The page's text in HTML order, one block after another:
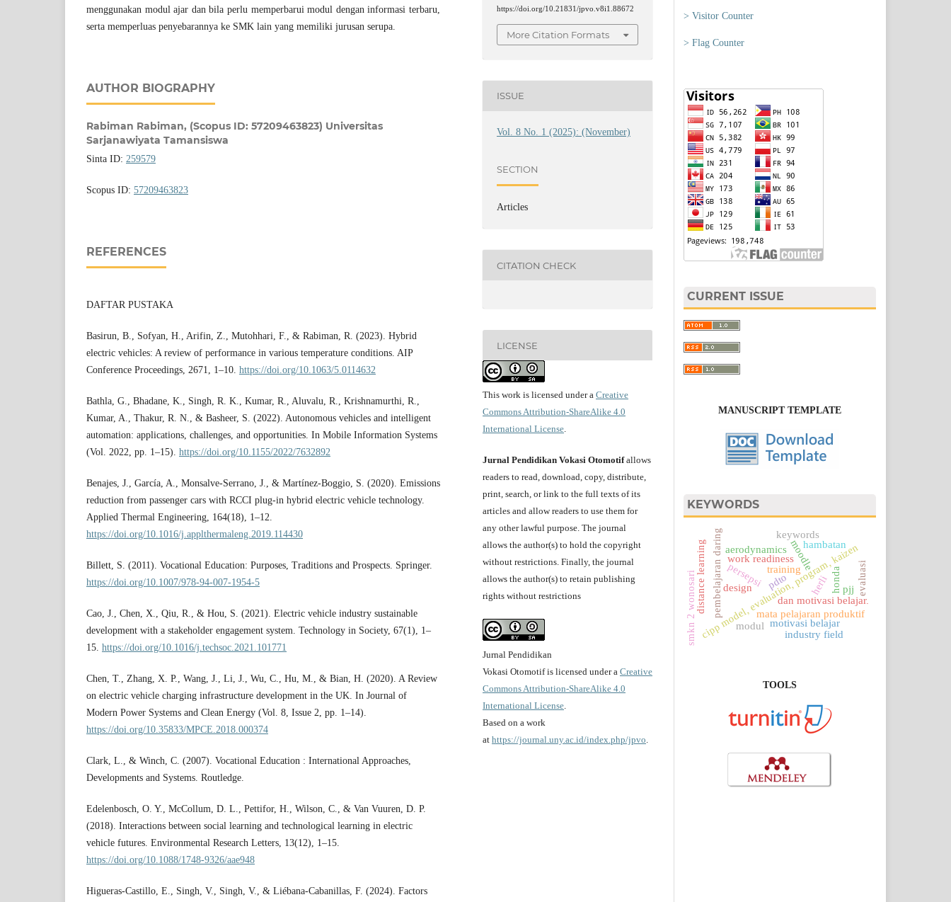
menggunakan modul ajar dan bila perlu memperbarui modul dengan informasi terbaru,
serta memperluas penyebarannya ke SMK lain yang memiliki jurusan serupa.
AUTHOR BIOGRAPHY
Rabiman Rabiman, (Scopus ID: 57209463823) Universitas
Sarjanawiyata Tamansiswa
Sinta ID: 259579
Scopus ID: 57209463823
REFERENCES
DAFTAR PUSTAKA
Basirun, B., Sofyan, H., Arifin, Z., Mutohhari, F., & Rabiman, R. (2023). Hybrid
electric vehicles: A review of performance in various temperature conditions. AIP
Conference Proceedings, 2671, 1–10. https://doi.org/10.1063/5.0114632
Bathla, G., Bhadane, K., Singh, R. K., Kumar, R., Aluvalu, R., Krishnamurthi, R.,
Kumar, A., Thakur, R. N., & Basheer, S. (2022). Autonomous vehicles and intelligent
automation: applications, challenges, and opportunities. In Mobile Information Systems
(Vol. 2022, pp. 1–15). https://doi.org/10.1155/2022/7632892
Benajes, J., García, A., Monsalve-Serrano, J., & Martínez-Boggio, S. (2020). Emissions
reduction from passenger cars with RCCI plug-in hybrid electric vehicle technology.
Applied Thermal Engineering, 164(18), 1–12.
https://doi.org/10.1016/j.applthermaleng.2019.114430
Billett, S. (2011). Vocational Education: Purposes, Traditions and Prospects. Springer.
https://doi.org/10.1007/978-94-007-1954-5
Cao, J., Chen, X., Qiu, R., & Hou, S. (2021). Electric vehicle industry sustainable
development with a stakeholder engagement system. Technology in Society, 67(1), 1–
15. https://doi.org/10.1016/j.techsoc.2021.101771
Chen, T., Zhang, X. P., Wang, J., Li, J., Wu, C., Hu, M., & Bian, H. (2020). A Review
on electric vehicle charging infrastructure development in the UK. In Journal of
Modern Power Systems and Clean Energy (Vol. 8, Issue 2, pp. 1–14).
https://doi.org/10.35833/MPCE.2018.000374
Clark, L., & Winch, C. (2007). Vocational Education : International Approaches,
Developments and Systems. Routledge.
Edelenbosch, O. Y., McCollum, D. L., Pettifor, H., Wilson, C., & Van Vuuren, D. P.
(2018). Interactions between social learning and technological learning in electric
vehicle futures. Environmental Research Letters, 13(12), 1–15.
https://doi.org/10.1088/1748-9326/aae948
Higueras-Castillo, E., Singh, V., Singh, V., & Liébana-Cabanillas, F. (2024). Factors
https://doi.org/10.21831/jpvo.v8i1.88672
More Citation Formats
ISSUE
Vol. 8 No. 1 (2025): (November)
SECTION
Articles
CITATION CHECK
LICENSE
This work is licensed under a Creative
Commons Attribution-ShareAlike 4.0
International License.
Jurnal Pendidikan Vokasi Otomotifallows
readers to read, download, copy, distribute,
print, search, or link to the full texts of its
articles and allow readers to use them for
any other lawful purpose. The journal
allows the author(s) to hold the copyright
without restrictions. Finally, the journal
allows the author(s) to retain publishing
rights without restrictions
Jurnal Pendidikan
Vokasi Otomotif is licensed under a Creative
Commons Attribution-ShareAlike 4.0
International License.
Based on a work
at https://journal.uny.ac.id/index.php/jpvo.
> Visitor Counter
> Flag Counter
CURRENT ISSUE
MANUSCRIPT TEMPLATE
KEYWORDS
c
i
p
p
m
o
d
e
l,
e
v
al
u
ati
o
n
,
p
r
o
g
r
a
m,
k
ai
z
e
n
moodle
training
pdto
smkn 2 wonosari
work readiness
mata pelajaran produktif
pembelajaran daring
distance learning dan motivasi belajar.
persepsi
hambatan
motivasi belajar
honda
industry field
aerodynamics
design
keywords
modul
herli pjj evaluasi
TOOLS